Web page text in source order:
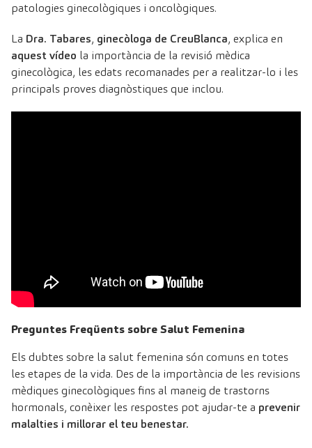
patologies ginecològiques i oncològiques.
La Dra. Tabares, ginecòloga de CreuBlanca, explica en
aquest vídeo la importància de la revisió mèdica
ginecològica, les edats recomanades per a realitzar-lo i les
principals proves diagnòstiques que inclou.
Preguntes Freqüents sobre Salut Femenina
Els dubtes sobre la salut femenina són comuns en totes
les etapes de la vida. Des de la importància de les revisions
mèdiques ginecològiques fins al maneig de trastorns
hormonals, conèixer les respostes pot ajudar-te a prevenir
malalties i millorar el teu benestar.